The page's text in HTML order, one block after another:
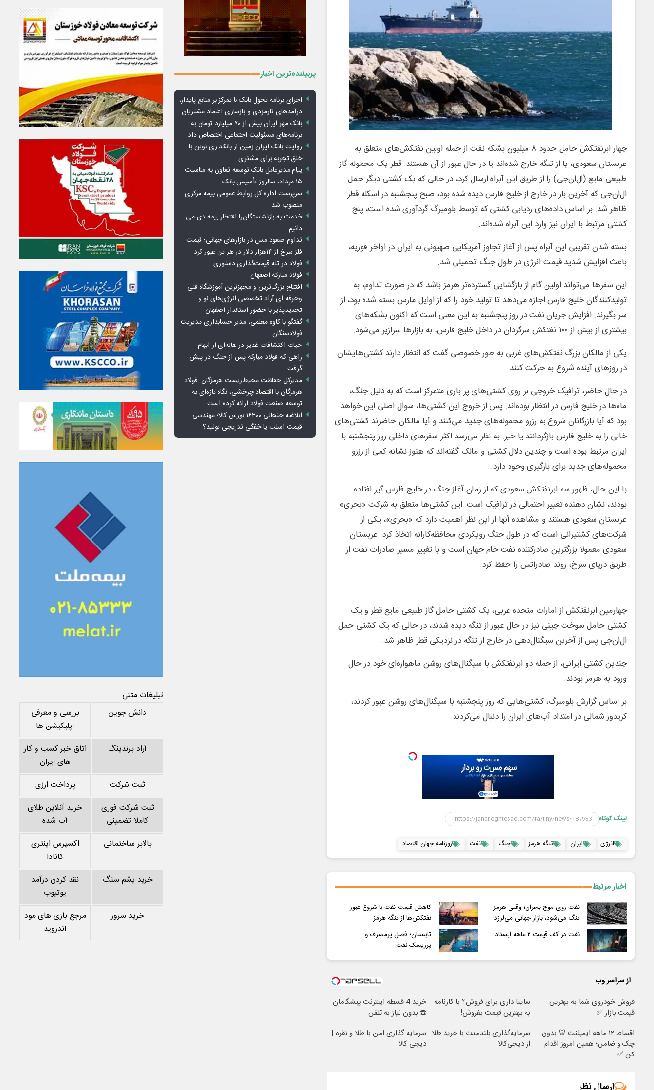
چهار ابرنفتکش حامل حدود ۸ میلیون بشکه نفت از جمله اولین نفتکش‌های متعلق به
عربستان سعودی، یا از تنگه خارج شده‌اند یا در حال عبور از آن هستند. قطر یک محموله گاز
طبیعی مایع (ال‌ان‌جی) را از طریق این آبراه ارسال کرد، در حالی که یک کشتی دیگر حمل
ال‌ان‌جی که آخرین بار در خارج از خلیج فارس دیده شده بود، صبح پنجشنبه در اسکله قطر
ظاهر شد. بر اساس داده‌های ردیابی کشتی که توسط بلومبرگ گردآوری شده است، پنج
کشتی مرتبط با ایران نیز وارد این آبراه شده‌اند.
بسته شدن تقریبی این آبراه پس از آغاز تجاوز آمریکایی صهیونی به ایران در اواخر فوریه،
باعث افزایش شدید قیمت انرژی در طول جنگ تحمیلی شد.
این سفرها می‌تواند اولین گام از بازگشایی گسترده‌تر هرمز باشد که در صورت تداوم، به
تولیدکنندگان خلیج فارس اجازه می‌دهد تا تولید خود را که از اوایل مارس بسته شده بود، از
سر بگیرند. افزایش جریان نفت در روز پنجشنبه به این معنی است که اکنون بشکه‌های
بیشتری از بیش از ۱۰۰ نفتکش سرگردان در داخل خلیج فارس، به بازارها سرازیر می‌شود.
یکی از مالکان بزرگ نفتکش‌های غربی به طور خصوصی گفت که انتظار دارند کشتی‌هایشان
در روزهای آینده شروع به حرکت کنند.
در حال حاضر، ترافیک خروجی بر روی کشتی‌های پر باری متمرکز است که به دلیل جنگ،
ماه‌ها در خلیج فارس در انتظار بوده‌اند. پس از خروج این کشتی‌ها، سوال اصلی این خواهد
بود که آیا بازرگانان شروع به رزرو محموله‌های جدید می‌کنند و آیا مالکان حاضرند کشتی‌های
خالی را به خلیج فارس بازگردانند یا خیر. به نظر می‌رسد اکثر سفرهای داخلی روز پنجشنبه با
ایران مرتبط بوده است و چندین دلال کشتی و مالک گفته‌اند که هنوز نشانه کمی از رزرو
محموله‌های جدید برای بارگیری وجود دارد.
با این حال، ظهور سه ابرنفتکش سعودی که از زمان آغاز جنگ در خلیج فارس گیر افتاده
بودند، نشان دهنده تغییر احتمالی در ترافیک است. این کشتی‌ها متعلق به شرکت «بحری»
عربستان سعودی هستند و مشاهده آنها از این نظر اهمیت دارد که «بحری»، یکی از
شرکت‌های کشتیرانی است که در طول جنگ رویکردی محافظه‌کارانه اتخاذ کرد. عربستان
سعودی معمولا بزرگترین صادرکننده نفت خام جهان است و با تغییر مسیر صادرات نفت از
طریق دریای سرخ، روند صادراتش را حفظ کرد.
چهارمین ابرنفتکش از امارات متحده عربی، یک کشتی حامل گاز طبیعی مایع قطر و یک
کشتی حامل سوخت چینی نیز در حال عبور از تنگه دیده شدند، در حالی که یک کشتی حمل
ال‌ان‌جی پس از آخرین سیگنال‌دهی در خارج از تنگه در نزدیکی قطر ظاهر شد.
چندین کشتی ایرانی، از جمله دو ابرنفتکش با سیگنال‌های روشن ماهواره‌ای خود در حال
ورود به هرمز بودند.
بر اساس گزارش بلومبرگ، کشتی‌هایی که روز پنجشنبه با سیگنال‌های روشن عبور کردند،
کریدور شمالی در امتداد آب‌های ایران را دنبال می‌کردند.
لینک کوتاه
انرژی ایران تنگه هرمز جنگ نفت روزنامه جهان اقتصاد
اخبار مرتبط
نفت روی موج بحران؛ وقتی هرمز
تنگ می‌شود، بازار جهانی می‌لرزد
کاهش قیمت نفت با شروع عبور
نفتکش‌ها از تنگه هرمز
نفت در کف قیمت ۲ ماهه ایستاد
تابستان؛ فصل پرمصرف و
پرریسک نفت
از سراسر وب
فروش خودروی شما به بهترین
قیمت بازار ✅
ساینا داری برای فروش؟ با کارنامه
به بهترین قیمت بفروش!
خرید 4 قسطه اینترنت پیشگامان
☎️ بدون نیاز به تلفن
اقساط ۱۲ ماهه ایمپلنت 🦷 بدون
چک و ضامن؛ همین امروز اقدام
کن ✅
سرمایه‌گذاری بلندمدت با خرید طلا
از دیجی‌کالا
سرمایه گذاری امن با طلا و نقره |
دیجی کالا
ارسال نظر
پربیننده‌ترین اخبار
اجرای برنامه تحول بانک با تمرکز بر منابع پایدار،
درآمدهای کارمزدی و بازسازی اعتماد مشتریان
بانک مهر ایران بیش از ۷۰ میلیارد تومان به
برنامه‌های مسئولیت اجتماعی اختصاص داد
روایت بانک ایران زمین از بانکداری نوین با
خلق تجربه برای مشتری
پیام مدیرعامل بانک توسعه تعاون به مناسبت
۱۵ مرداد، سالروز تأسیس بانک
سرپرست اداره کل روابط عمومی بیمه مرکزی
منصوب شد
خدمت به بازنشستگان‌را افتخار بیمه دی می
دانیم
تداوم صعود مس در بازارهای جهانی؛ قیمت
فلز سرخ از ۱۴هزار دلار در هر تن عبور کرد
فولاد در تله قیمت‌گذاری دستوری
فولاد مبارکه اصفهان
افتتاح بزرگ‌ترین و مجهزترین آموزشگاه فنی
وحرفه ای آزاد تخصصی انرژی‌های نو و
تجدیدپذیر با حضور استاندار اصفهان
گفتگو با کاوه معلمی، مدیر حسابداری مدیریت
فولادسنگان
حیات اکتشافات غدیر در هاله‌ای از ابهام
راهی که فولاد مبارکه پس از جنگ در پیش
گرفت
مدیرکل حفاظت محیط‌زیست هرمزگان: فولاد
هرمزگان با اقتصاد چرخشی، نگاه تازه‌ای به
توسعه صنعت فولاد ارائه کرده است
ابلاغیه جنجالی ۱۶۳۰۰ بورس کالا؛ مهندسی
قیمت اسلب یا خفگی تدریجی تولید؟
تبلیغات متنی
دانش جوین
بررسی و معرفی
اپلیکیشن ها
آراد برندینگ
اتاق خبر کسب و کار
های ایران
ثبت شرکت
پرداخت ارزی
ثبت شرکت فوری
کاملا تضمینی
خرید آنلاین طلای
آب شده
بالابر ساختمانی
اکسپرس اینتری
کانادا
خرید پشم سنگ
نقد کردن درآمد
یوتیوب
خرید سرور
مرجع بازی های مود
اندروید